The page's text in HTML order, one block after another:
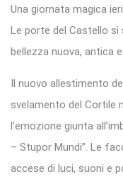
Una giornata magica
Le porte del Castello
bellezza nuova, antica
Il nuovo allestimento
svelamento del Cortile
l’emozione giunta
– Stupor Mundi”. Le
accese di luci, suoni e